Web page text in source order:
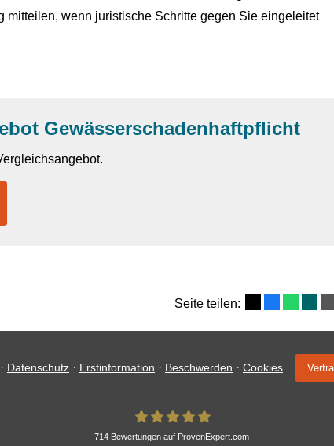
mitteilen, wenn juristische Schritte gegen Sie eingeleitet
Gewässerschadenhaftpflicht
Seite teilen:
· Datenschutz · Erstinformation · Beschwerden · Cookies
714Bewertungen auf ProvenExpert.com